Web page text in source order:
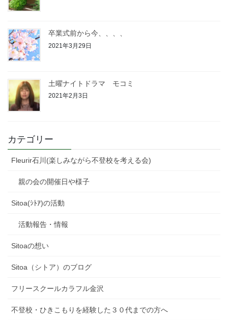
卒業式前から今、、、、
2021年3月29日
土曜ナイトドラマ モコミ
2021年2月3日
カテゴリー
Fleurir石川(楽しみながら不登校を考える会)
親の会の開催日や様子
Sitoa(ｼﾄｱ)の活動
活動報告・情報
Sitoaの想い
Sitoa（シトア）のブログ
フリースクールカラフル金沢
不登校・ひきこもりを経験した３０代までの方へ